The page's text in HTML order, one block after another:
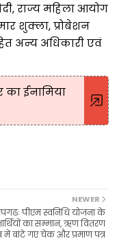
राज्य महिला आयोग
शुक्ला, प्रोबेशन
अन्य अधिकारी एवं
का ईनामिया
NEWER
पीएम स्वनिधि योजना के
का सम्मान, ऋण वितरण
में बांटे गए चेक और प्रमाण पत्र